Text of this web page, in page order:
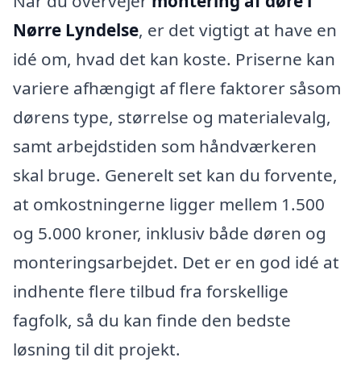
Nørre Lyndelse, er det vigtigt at have en
idé om, hvad det kan koste. Priserne kan
variere afhængigt af flere faktorer såsom
dørens type, størrelse og materialevalg,
samt arbejdstiden som håndværkeren
skal bruge. Generelt set kan du forvente,
at omkostningerne ligger mellem 1.500
og 5.000 kroner, inklusiv både døren og
monteringsarbejdet. Det er en god idé at
indhente flere tilbud fra forskellige
fagfolk, så du kan finde den bedste
løsning til dit projekt.